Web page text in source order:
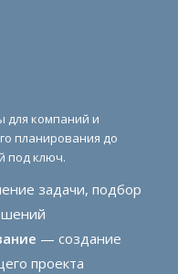
для компаний и
планирования до
под ключ.
задачи, подбор
— создание
проекта